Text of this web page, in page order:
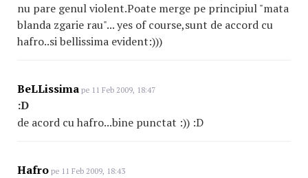
nu pare genul violent.Poate merge pe principiul "mata
blanda zgarie rau"... yes of course,sunt de accord cu
hafro..si bellissima evident:)))
BeLLissima pe 11 Feb 2009, 18:47
:D
de acord cu hafro...bine punctat :)) :D
Hafro pe 11 Feb 2009, 18:43